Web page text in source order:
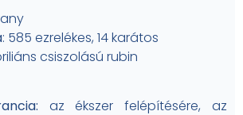
: 585 ezrelékes, 14 karátos
csiszolású rubin
az ékszer felépítésére, az